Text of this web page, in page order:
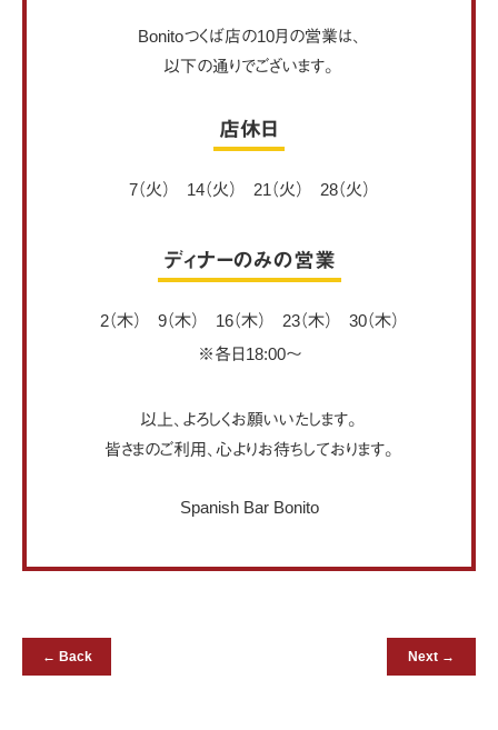
Bonitoつくば店の10月の営業は、
以下の通りでございます。
店休日
7（火） 14（火） 21（火） 28（火）
ディナーのみの営業
2（木） 9（木） 16（木） 23（木） 30（木）
※各日18:00〜
以上、よろしくお願いいたします。
皆さまのご利用、心よりお待ちしております。
Spanish Bar Bonito
← Back Next →